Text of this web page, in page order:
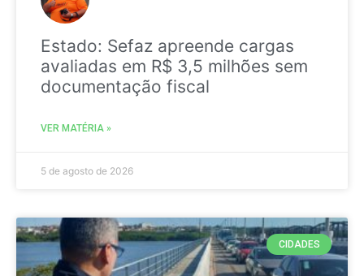
Estado: Sefaz apreende cargas
avaliadas em R$ 3,5 milhões sem
documentação fiscal
VER MATÉRIA »
5 de agosto de 2026
CIDADES